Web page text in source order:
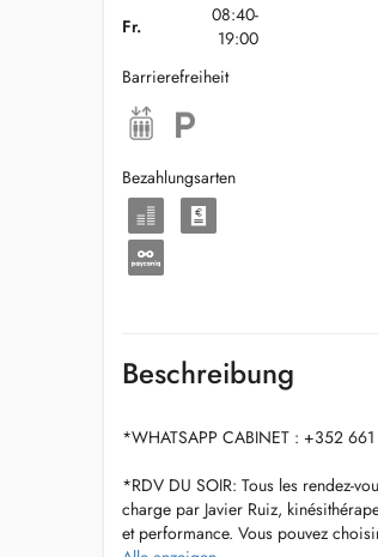
Fr.
08:40-
19:00
Barrierefreiheit
Bezahlungsarten
Beschreibung
*WHATSAPP CABINET : +352
*RDV DU SOIR: Tous les rendez-
charge par Javier Ruiz,
et performance. Vous pouvez